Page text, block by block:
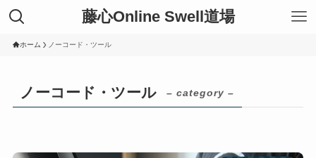
藤心Online Swell道場
ホーム ノーコード・ツール
ノーコード・ツール – category –